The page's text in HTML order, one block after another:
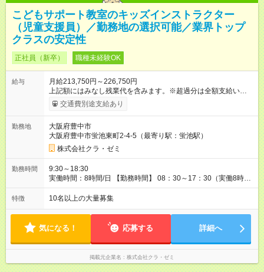
こどもサポート教室のキッズインストラクター
（児童支援員）／勤務地の選択可能／業界トップ
クラスの安定性
正社員（新卒） 職種未経験OK
給与
月給213,750円～226,750円
上記額にはみなし残業代を含みます。※超過分は全額支給いたし
ます。 みなし残業代 12,250円／月 みなし残業時間 8時間／月
【昇給】 年1回（4月） 【賞与】 年2回（6月・12月） 【各種手
当※基本給に含まれます。 └3，000円～1万円／月（資格内容に
応じて支給） ・地域手当※基本給に含まれます。 └2，000円～
1万5，000円／月 ・その他手当※基本給に含まれます。 └1万
3，500円 ・家族手当 └配偶者：1万円／子（1人）：5，000円
・役職手当 【試用期間】試用期間あり 試用期間の長さ：6ヶ月
※ 雇用形態と給与に、本採用時と異なる部分があります。 雇用
にはみなし残業代を含みます。※超過分は全額支給いたします。
みなし残業代 12,250円／月 みなし残業時間 8時間／月
交通費別途支給あり
勤務地
大阪府豊中市
大阪府豊中市蛍池東町2-4-5（最寄り駅：蛍池駅）
株式会社クラ・ゼミ
勤務時間
9:30～18:30
実働時間：8時間/日 【勤務時間】 08：30～17：30（実働8時間
／休憩1時間） 09：00～18：00（実働8時間／休憩1時間）
09：30～18：30（実働8時間／休憩1時間） 10：00～19：
特徴 10名以上の大量募集
気になる！ 応募する 詳細へ
掲載元企業名 株式会社クラ・ゼミ